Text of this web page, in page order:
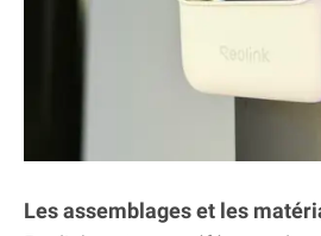
Les assemblages et les